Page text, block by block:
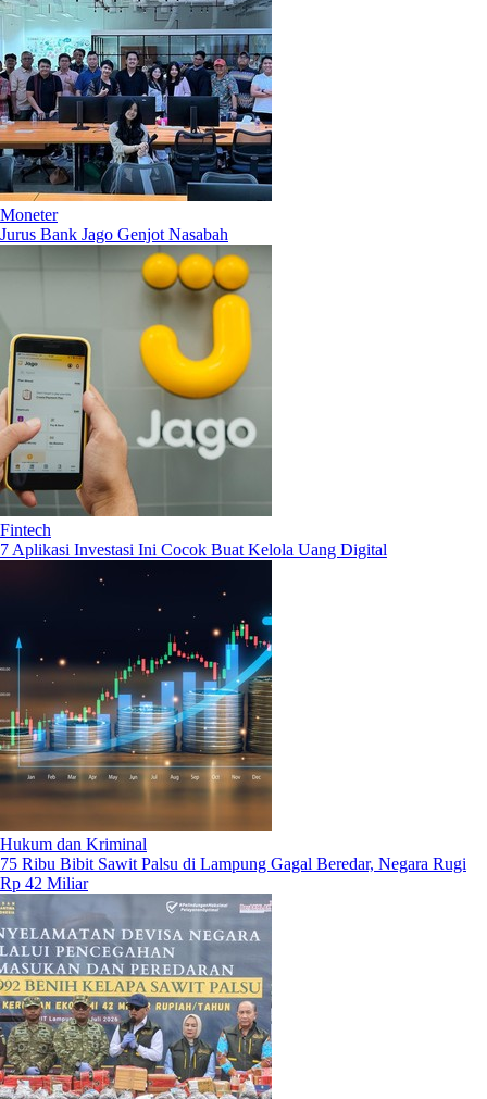
Moneter
Jurus Bank Jago Genjot Nasabah
Fintech
7 Aplikasi Investasi Ini Cocok Buat Kelola Uang Digital
Hukum dan Kriminal
75 Ribu Bibit Sawit Palsu di Lampung Gagal Beredar, Negara Rugi
Rp 42 Miliar